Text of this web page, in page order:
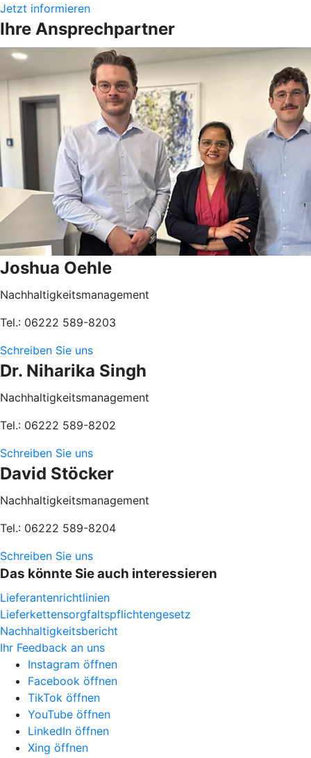
Jetzt informieren
Ihre Ansprechpartner
Joshua Oehle
Nachhaltigkeitsmanagement
Tel.: 06222 589-8203
Schreiben Sie uns
Dr. Niharika Singh
Nachhaltigkeitsmanagement
Tel.: 06222 589-8202
Schreiben Sie uns
David Stöcker
Nachhaltigkeitsmanagement
Tel.: 06222 589-8204
Schreiben Sie uns
Das könnte Sie auch interessieren
Lieferantenrichtlinien
Lieferkettensorgfaltspflichtengesetz
Nachhaltigkeitsbericht
Ihr Feedback an uns
Instagram öffnen
Facebook öffnen
TikTok öffnen
YouTube öffnen
LinkedIn öffnen
Xing öffnen